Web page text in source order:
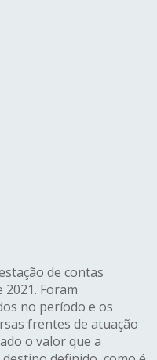
de contas
Foram
no período e os
frentes de atuação
o valor que a